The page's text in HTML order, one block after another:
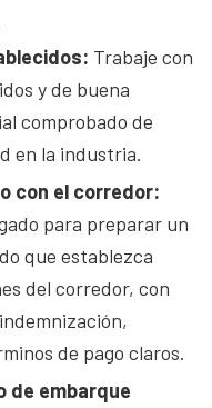
Trabaje con
y de buena
comprobado de
en la industria.
con el corredor:
para preparar un
que establezca
del corredor, con
de pago claros.
de embarque